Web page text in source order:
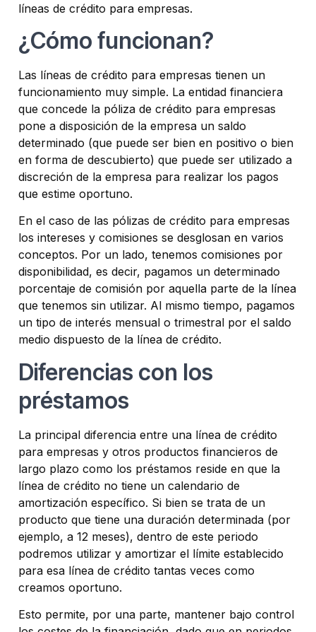
líneas de crédito para empresas.
¿Cómo funcionan?
Las líneas de crédito para empresas tienen un
funcionamiento muy simple. La entidad financiera
que concede la póliza de crédito para empresas
pone a disposición de la empresa un saldo
determinado (que puede ser bien en positivo o bien
en forma de descubierto) que puede ser utilizado a
discreción de la empresa para realizar los pagos
que estime oportuno.
En el caso de las pólizas de crédito para empresas
los intereses y comisiones se desglosan en varios
conceptos. Por un lado, tenemos comisiones por
disponibilidad, es decir, pagamos un determinado
porcentaje de comisión por aquella parte de la línea
que tenemos sin utilizar. Al mismo tiempo, pagamos
un tipo de interés mensual o trimestral por el saldo
medio dispuesto de la línea de crédito.
Diferencias con los
préstamos
La principal diferencia entre una línea de crédito
para empresas y otros productos financieros de
largo plazo como los préstamos reside en que la
línea de crédito no tiene un calendario de
amortización específico. Si bien se trata de un
producto que tiene una duración determinada (por
ejemplo, a 12 meses), dentro de este periodo
podremos utilizar y amortizar el límite establecido
para esa línea de crédito tantas veces como
creamos oportuno.
Esto permite, por una parte, mantener bajo control